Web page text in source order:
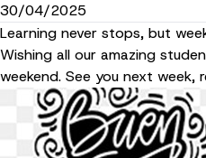
30/04/2025
Learning never stops, but
Wishing all our amazing
weekend. See you next week,